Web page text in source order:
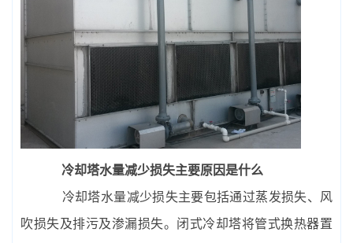
冷却塔水量减少损失主要原因是什么
冷却塔水量减少损失主要包括通过蒸发损失、风
吹损失及排污及渗漏损失。闭式冷却塔将管式换热器置